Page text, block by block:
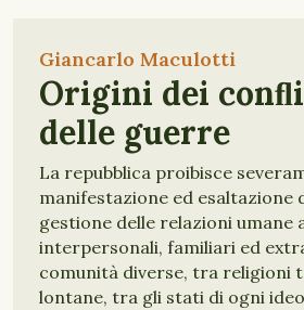
Giancarlo Maculotti
Origini dei
delle guerre
La repubblica proibisce
manifestazione ed esaltazione
gestione delle relazioni umane
interpersonali, familiari ed
comunità diverse, tra religioni
lontane, tra gli stati di ogni